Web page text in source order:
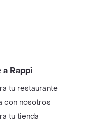
a Rappi
tu restaurante
con nosotros
tu tienda